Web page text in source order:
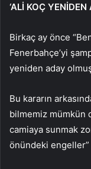
‘ALİ KOÇ YENİDEN
Birkaç ay önce
Fenerbahçe’yi
yeniden aday
Bu kararın
bilmemiz mümkün
camiaya sunmak
önündeki engeller”